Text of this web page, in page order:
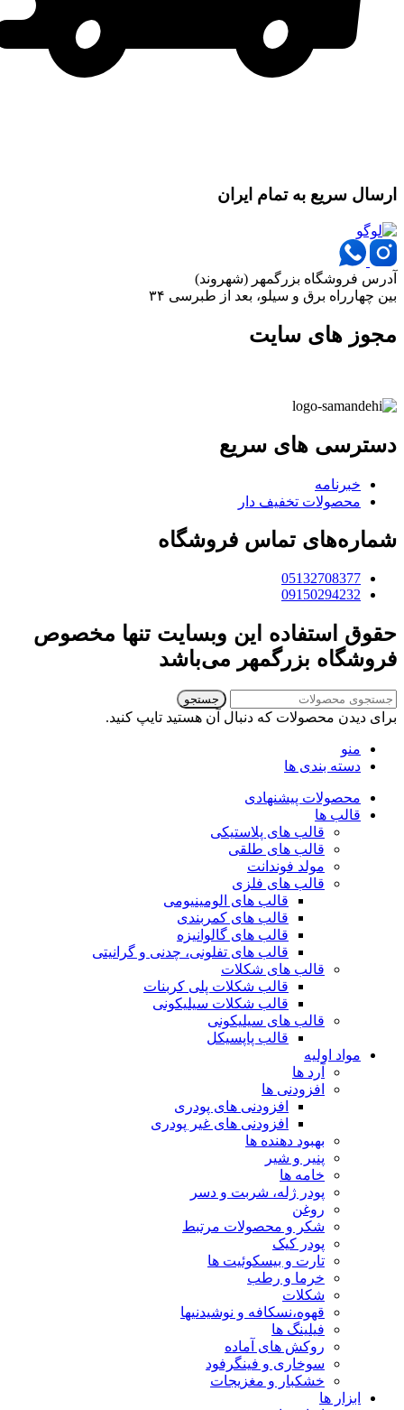
ارسال سریع به تمام ایران
آدرس فروشگاه بزرگمهر (شهروند)
بین چهارراه برق و سیلو، بعد از طبرسی ۳۴
مجوز های سایت
دسترسی های سریع
خبرنامه
محصولات تخفیف دار
شماره‌های تماس فروشگاه
05132708377
09150294232
حقوق استفاده این وبسایت تنها مخصوص
فروشگاه بزرگمهر می‌باشد
جستجو
برای دیدن محصولات که دنبال آن هستید تایپ کنید.
منو
دسته بندی ها
محصولات پیشنهادی
قالب ها
قالب های پلاستیکی
قالب های طلقی
مولد فوندانت
قالب های فلزی
قالب های الومینیومی
قالب های کمربندی
قالب های گالوانیزه
قالب های تفلونی، چدنی و گرانیتی
قالب های شکلات
قالب شکلات پلی کربنات
قالب شکلات سیلیکونی
قالب های سیلیکونی
قالب پاپسیکل
مواد اولیه
آرد ها
افزودنی ها
افزودنی های پودری
افزودنی های غیر پودری
بهبود دهنده ها
پنیر و شیر
خامه ها
پودر ژله، شربت و دسر
روغن
شکر و محصولات مرتبط
پودر کیک
تارت و بیسکوئیت ها
خرما و رطب
شکلات
قهوه،نسکافه و نوشیدنیها
فیلینگ ها
روکش های آماده
سوخاری و فینگرفود
خشکبار و مغزیجات
ابزار ها